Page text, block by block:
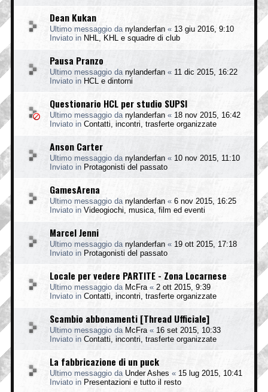
Dean Kukan
Ultimo messaggio da nylanderfan « 13 giu 2016, 9:10
Inviato in NHL, KHL e squadre di club
Pausa Pranzo
Ultimo messaggio da nylanderfan « 11 dic 2015, 16:22
Inviato in HCL e dintorni
Questionario HCL per studio SUPSI
Ultimo messaggio da nylanderfan « 18 nov 2015, 16:42
Inviato in Contatti, incontri, trasferte organizzate
Anson Carter
Ultimo messaggio da nylanderfan « 10 nov 2015, 11:10
Inviato in Protagonisti del passato
GamesArena
Ultimo messaggio da nylanderfan « 6 nov 2015, 16:25
Inviato in Videogiochi, musica, film ed eventi
Marcel Jenni
Ultimo messaggio da nylanderfan « 19 ott 2015, 17:18
Inviato in Protagonisti del passato
Locale per vedere PARTITE - Zona Locarnese
Ultimo messaggio da McFra « 2 ott 2015, 9:39
Inviato in Contatti, incontri, trasferte organizzate
Scambio abbonamenti [Thread Ufficiale]
Ultimo messaggio da McFra « 16 set 2015, 10:33
Inviato in Contatti, incontri, trasferte organizzate
La fabbricazione di un puck
Ultimo messaggio da Under Ashes « 15 lug 2015, 10:41
Inviato in Presentazioni e tutto il resto